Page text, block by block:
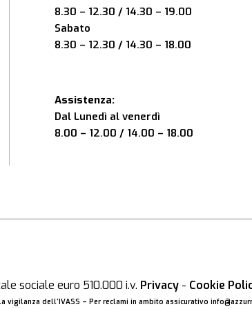
8.30 – 12.30 / 14.30 – 19.00
Sabato
8.30 – 12.30 / 14.30 – 18.00
Assistenza:
Dal Lunedì al venerdì
8.00 – 12.00 / 14.00 – 18.00
sociale euro 510.000 i.v. Privacy - Cookie
vigilanza dell’IVASS – Per reclami in ambito assicurativo